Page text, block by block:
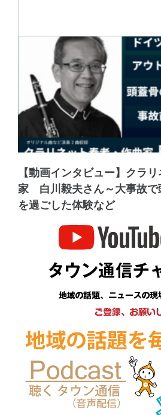
【動画インタビュー】クラ
家 白川毅夫さん～大事故で
を過ごした体験など